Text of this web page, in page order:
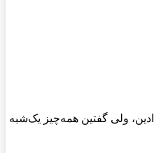
دادین، ولی گفتین همه‌چیز یک‌شبه